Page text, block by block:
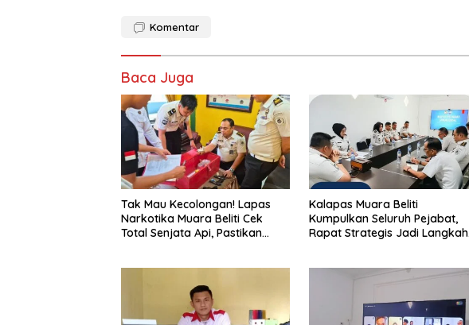
o
o
k
o
n
Komentar
Baca Juga
Tak Mau Kecolongan! Lapas
Narkotika Muara Beliti Cek
Total Senjata Api, Pastikan
Kalapas Muara Beliti
Kumpulkan Seluruh Pejabat,
Rapat Strategis Jadi Langkah